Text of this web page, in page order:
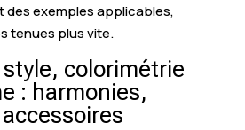
des exemples applicables,
tenues plus vite.
colorimétrie
: harmonies,